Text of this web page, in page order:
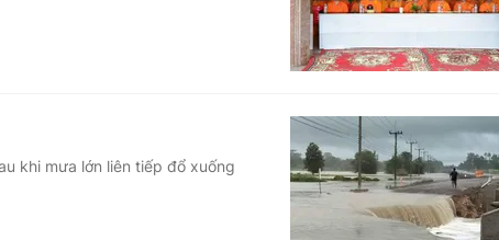
khi mưa lớn liên tiếp đổ xuống